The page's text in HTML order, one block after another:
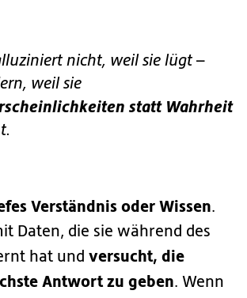
nicht, weil sie lügt –
weil sie
statt Wahrheit
Verständnis oder Wissen.
Daten, die sie während des
hat und versucht, die
Antwort zu geben. Wenn